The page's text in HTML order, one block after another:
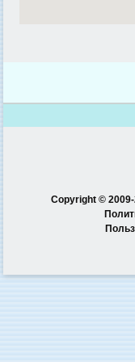
Copyright ©